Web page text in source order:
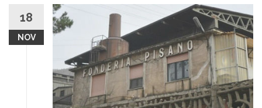
18
NOV